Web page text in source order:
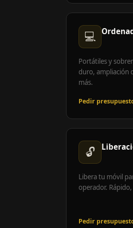
💻
Portátiles y
duro, ampliación
más.
Pedir
🔓
Libera tu móvil
operador.
Pedir